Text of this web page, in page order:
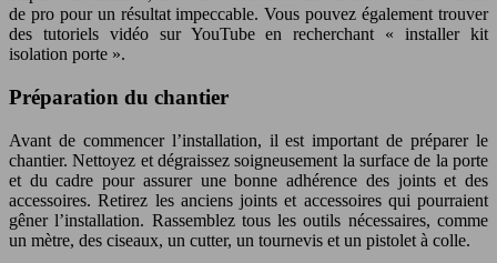
de pro pour un résultat impeccable. Vous pouvez également trouver
des tutoriels vidéo sur YouTube en recherchant « installer kit
isolation porte ».
Préparation du chantier
Avant de commencer l’installation, il est important de préparer le
chantier. Nettoyez et dégraissez soigneusement la surface de la porte
et du cadre pour assurer une bonne adhérence des joints et des
accessoires. Retirez les anciens joints et accessoires qui pourraient
gêner l’installation. Rassemblez tous les outils nécessaires, comme
un mètre, des ciseaux, un cutter, un tournevis et un pistolet à colle.